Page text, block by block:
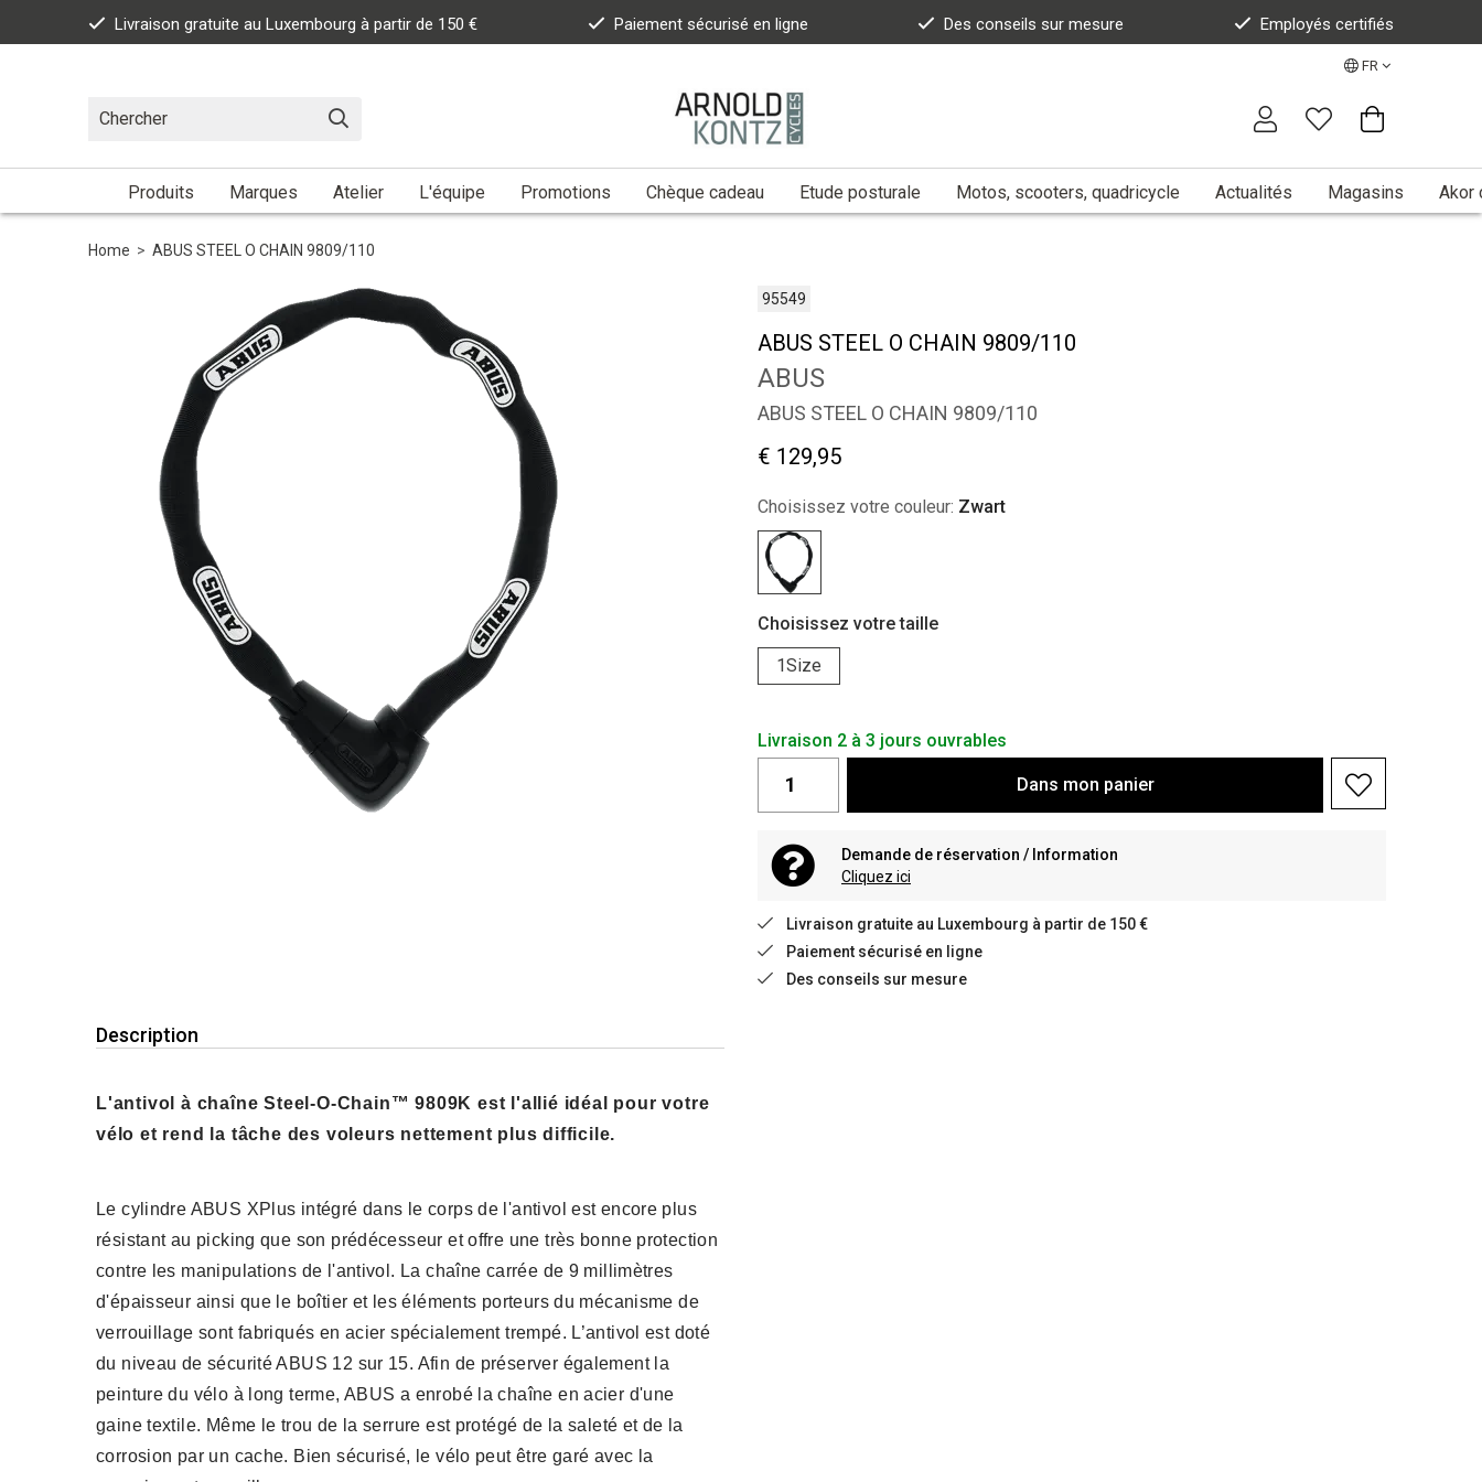
Livraison gratuite au Luxembourg à partir de 150 € Paiement sécurisé en ligne Des conseils sur mesure Employés certifiés
FR
Produits Marques Atelier L'équipe Promotions Chèque cadeau Etude posturale Motos, scooters, quadricycle Actualités Magasins Akor
Home > ABUS STEEL O CHAIN 9809/110
95549
ABUS STEEL O CHAIN 9809/110
ABUS
ABUS STEEL O CHAIN 9809/110
€ 129,95
Choisissez votre couleur: Zwart
Choisissez votre taille
1Size
Livraison 2 à 3 jours ouvrables
Dans mon panier
Demande de réservation / Information
Cliquez ici
Livraison gratuite au Luxembourg à partir de 150 €
Paiement sécurisé en ligne
Des conseils sur mesure
Description
L'antivol à chaîne Steel-O-Chain™ 9809K est l'allié idéal pour votre
vélo et rend la tâche des voleurs nettement plus difficile.
Le cylindre ABUS XPlus intégré dans le corps de l'antivol est encore plus
résistant au picking que son prédécesseur et offre une très bonne protection
contre les manipulations de l'antivol. La chaîne carrée de 9 millimètres
d'épaisseur ainsi que le boîtier et les éléments porteurs du mécanisme de
verrouillage sont fabriqués en acier spécialement trempé. L’antivol est doté
du niveau de sécurité ABUS 12 sur 15. Afin de préserver également la
peinture du vélo à long terme, ABUS a enrobé la chaîne en acier d'une
gaine textile. Même le trou de la serrure est protégé de la saleté et de la
corrosion par un cache. Bien sécurisé, le vélo peut être garé avec la